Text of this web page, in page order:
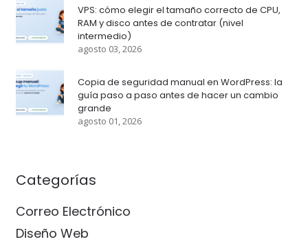
VPS: cómo elegir el tamaño correcto de CPU,
RAM y disco antes de contratar (nivel
intermedio)
agosto 03, 2026
Copia de seguridad manual en WordPress: la
guía paso a paso antes de hacer un cambio
grande
agosto 01, 2026
Categorías
Correo Electrónico
Diseño Web